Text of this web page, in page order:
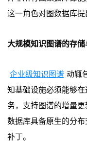
这一角色对图数据库提
大规模知识图谱的存
企业级知识图谱 动辄
知基础设施必须能够
务，支持图谱的增量
数据库具备原生的分
补丁。